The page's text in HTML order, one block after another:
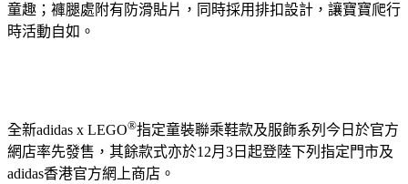
童趣； 褲腿處附有防滑貼片，同時採用排扣設計，讓寶寶爬行
時活動自如。
全新adidas x LEGO®指定童裝聯乘鞋款及服飾系列今日於官方
網店率先發售，其餘款式亦於12月3日起登陸下列指定門市及
adidas香港官方網上商店。